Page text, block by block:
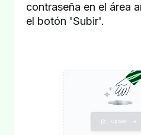
contraseña en el área
el botón 'Subir'.